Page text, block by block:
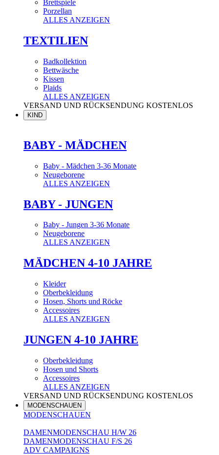
Brettspiele
Porzellan
ALLES ANZEIGEN
TEXTILIEN
Badkollektion
Bettwäsche
Kissen
Plaids
ALLES ANZEIGEN
VERSAND UND RÜCKSENDUNG KOSTENLOS
KIND
BABY - MÄDCHEN
Baby - Mädchen 3-36 Monate
Neugeborene
ALLES ANZEIGEN
BABY - JUNGEN
Baby - Jungen 3-36 Monate
Neugeborene
ALLES ANZEIGEN
MÄDCHEN 4-10 JAHRE
Kleider
Oberbekleidung
Hosen, Shorts und Röcke
Accessoires
ALLES ANZEIGEN
JUNGEN 4-10 JAHRE
Oberbekleidung
Hosen und Shorts
Accessoires
ALLES ANZEIGEN
VERSAND UND RÜCKSENDUNG KOSTENLOS
MODENSCHAUEN
MODENSCHAUEN
DAMENMODENSCHAU H/W 26
DAMENMODENSCHAU F/S 26
ADV CAMPAIGNS